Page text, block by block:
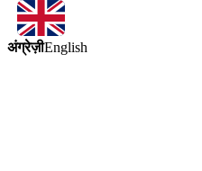
अंग्रेज़ीEnglish